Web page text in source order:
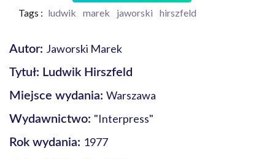
Tags : ludwik marek jaworski hirszfeld
Autor: Jaworski Marek
Tytuł: Ludwik Hirszfeld
Miejsce wydania: Warszawa
Wydawnictwo: "Interpress"
Rok wydania: 1977